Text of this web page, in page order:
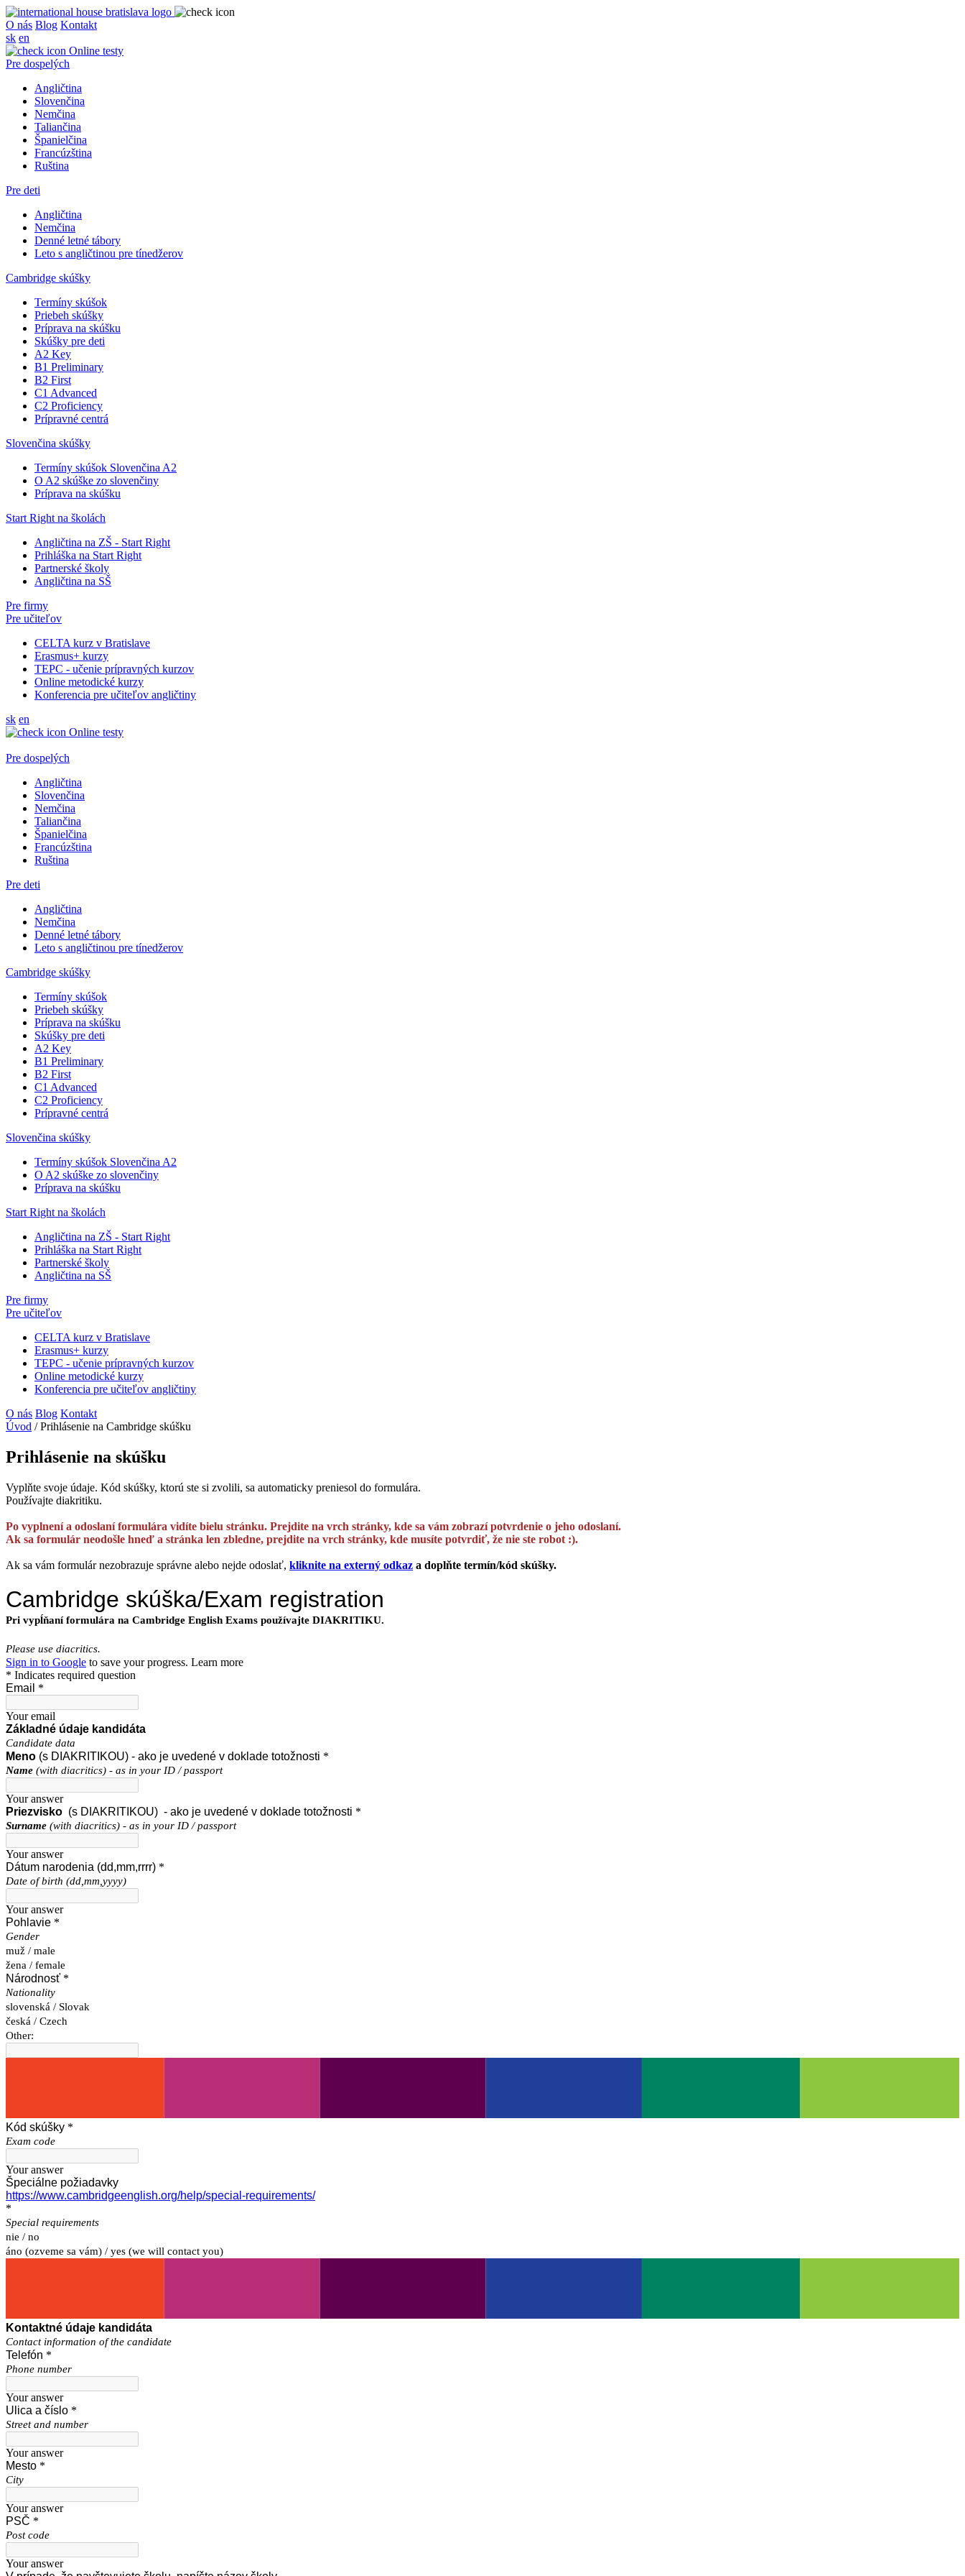
O nás Blog Kontakt
sk en
Online testy
Pre dospelých
Angličtina
Slovenčina
Nemčina
Taliančina
Španielčina
Francúzština
Ruština
Pre deti
Angličtina
Nemčina
Denné letné tábory
Leto s angličtinou pre tínedžerov
Cambridge skúšky
Termíny skúšok
Priebeh skúšky
Príprava na skúšku
Skúšky pre deti
A2 Key
B1 Preliminary
B2 First
C1 Advanced
C2 Proficiency
Prípravné centrá
Slovenčina skúšky
Termíny skúšok Slovenčina A2
O A2 skúške zo slovenčiny
Príprava na skúšku
Start Right na školách
Angličtina na ZŠ - Start Right
Prihláška na Start Right
Partnerské školy
Angličtina na SŠ
Pre firmy
Pre učiteľov
CELTA kurz v Bratislave
Erasmus+ kurzy
TEPC - učenie prípravných kurzov
Online metodické kurzy
Konferencia pre učiteľov angličtiny
sk en
Online testy
Pre dospelých
Angličtina
Slovenčina
Nemčina
Taliančina
Španielčina
Francúzština
Ruština
Pre deti
Angličtina
Nemčina
Denné letné tábory
Leto s angličtinou pre tínedžerov
Cambridge skúšky
Termíny skúšok
Priebeh skúšky
Príprava na skúšku
Skúšky pre deti
A2 Key
B1 Preliminary
B2 First
C1 Advanced
C2 Proficiency
Prípravné centrá
Slovenčina skúšky
Termíny skúšok Slovenčina A2
O A2 skúške zo slovenčiny
Príprava na skúšku
Start Right na školách
Angličtina na ZŠ - Start Right
Prihláška na Start Right
Partnerské školy
Angličtina na SŠ
Pre firmy
Pre učiteľov
CELTA kurz v Bratislave
Erasmus+ kurzy
TEPC - učenie prípravných kurzov
Online metodické kurzy
Konferencia pre učiteľov angličtiny
O nás Blog Kontakt
Úvod /Prihlásenie na Cambridge skúšku
Prihlásenie na skúšku
Vyplňte svoje údaje. Kód skúšky, ktorú ste si zvolili, sa automaticky preniesol do formulára.
Používajte diakritiku.
Po vyplnení a odoslaní formulára vidíte bielu stránku. Prejdite na vrch stránky, kde sa vám zobrazí potvrdenie o jeho odoslaní.
Ak sa formulár neodošle hneď a stránka len zbledne, prejdite na vrch stránky, kde musíte potvrdiť, že nie ste robot :).
Ak sa vám formulár nezobrazuje správne alebo nejde odoslať, kliknite na externý odkaz a doplňte termín/kód skúšky.